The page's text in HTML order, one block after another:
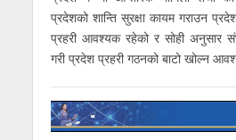
प्रदेशको शान्ति सुरक्षा कायम गराउन
प्रहरी आवश्यक रहेको र सोही अनुसार
गरी प्रदेश प्रहरी गठनको बाटो खोल्न